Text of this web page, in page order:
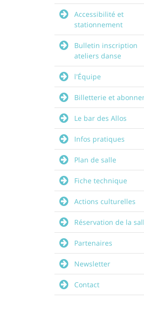
Accessibilité et
stationnement
Bulletin inscription
ateliers danse
l'Équipe
Billetterie et
Le bar des Allos
Infos pratiques
Plan de salle
Fiche technique
Actions culturelles
Réservation de la
Partenaires
Newsletter
Contact